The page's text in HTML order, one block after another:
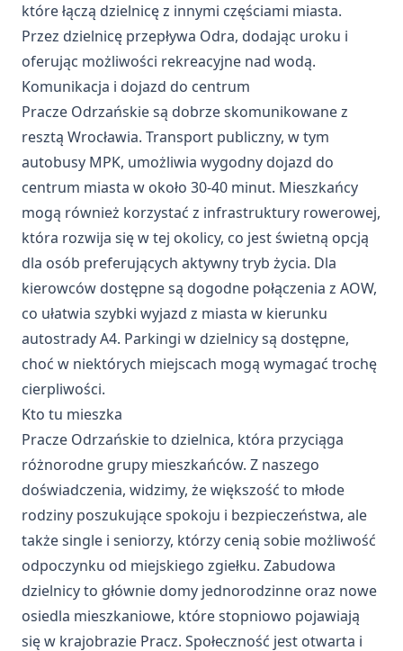
które łączą dzielnicę z innymi częściami miasta.
Przez dzielnicę przepływa Odra, dodając uroku i
oferując możliwości rekreacyjne nad wodą.
Komunikacja i dojazd do centrum
Pracze Odrzańskie są dobrze skomunikowane z
resztą Wrocławia. Transport publiczny, w tym
autobusy MPK, umożliwia wygodny dojazd do
centrum miasta w około 30-40 minut. Mieszkańcy
mogą również korzystać z infrastruktury rowerowej,
która rozwija się w tej okolicy, co jest świetną opcją
dla osób preferujących aktywny tryb życia. Dla
kierowców dostępne są dogodne połączenia z AOW,
co ułatwia szybki wyjazd z miasta w kierunku
autostrady A4. Parkingi w dzielnicy są dostępne,
choć w niektórych miejscach mogą wymagać trochę
cierpliwości.
Kto tu mieszka
Pracze Odrzańskie to dzielnica, która przyciąga
różnorodne grupy mieszkańców. Z naszego
doświadczenia, widzimy, że większość to młode
rodziny poszukujące spokoju i bezpieczeństwa, ale
także single i seniorzy, którzy cenią sobie możliwość
odpoczynku od miejskiego zgiełku. Zabudowa
dzielnicy to głównie domy jednorodzinne oraz nowe
osiedla mieszkaniowe, które stopniowo pojawiają
się w krajobrazie Pracz. Społeczność jest otwarta i